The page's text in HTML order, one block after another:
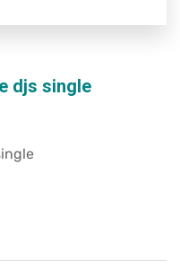
djs single